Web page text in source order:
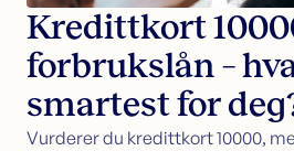
Boliglånskalkulator
Kundeservice
Kontakt oss
Guider
Artikler
Kredittkort
forbrukslån –
smartest for
Vurderer du kredittkort 10000,